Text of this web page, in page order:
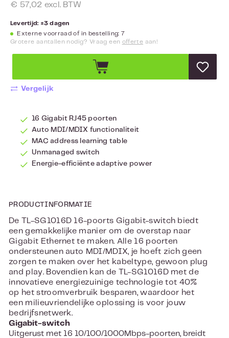
€ 57,02 excl. BTW
Levertijd: ±3 dagen
Externe voorraad of in bestelling: 7
Grotere aantallen nodig? Vraag een offerte aan!
Vergelijk
16 Gigabit RJ45 poorten
Auto MDI/MDIX functionaliteit
MAC address learning table
Unmanaged switch
Energie-efficiënte adaptive power
PRODUCTINFORMATIE
De TL-SG1016D 16-poorts Gigabit-switch biedt
een gemakkelijke manier om de overstap naar
Gigabit Ethernet te maken. Alle 16 poorten
ondersteunen auto MDI/MDIX, je hoeft zich geen
zorgen te maken over het kabeltype, gewoon plug
and play. Bovendien kan de TL-SG1016D met de
innovatieve energiezuinige technologie tot 40%
op het stroomverbruik besparen, waardoor het
een milieuvriendelijke oplossing is voor jouw
bedrijfsnetwerk.
Gigabit-switch
Uitgerust met 16 10/100/1000Mbps-poorten, breidt